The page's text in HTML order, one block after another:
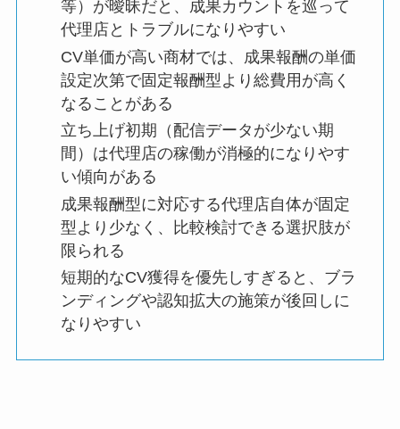
等）が曖昧だと、成果カウントを巡って
代理店とトラブルになりやすい
CV単価が高い商材では、成果報酬の単価
設定次第で固定報酬型より総費用が高く
なることがある
立ち上げ初期（配信データが少ない期
間）は代理店の稼働が消極的になりやす
い傾向がある
成果報酬型に対応する代理店自体が固定
型より少なく、比較検討できる選択肢が
限られる
短期的なCV獲得を優先しすぎると、ブラ
ンディングや認知拡大の施策が後回しに
なりやすい